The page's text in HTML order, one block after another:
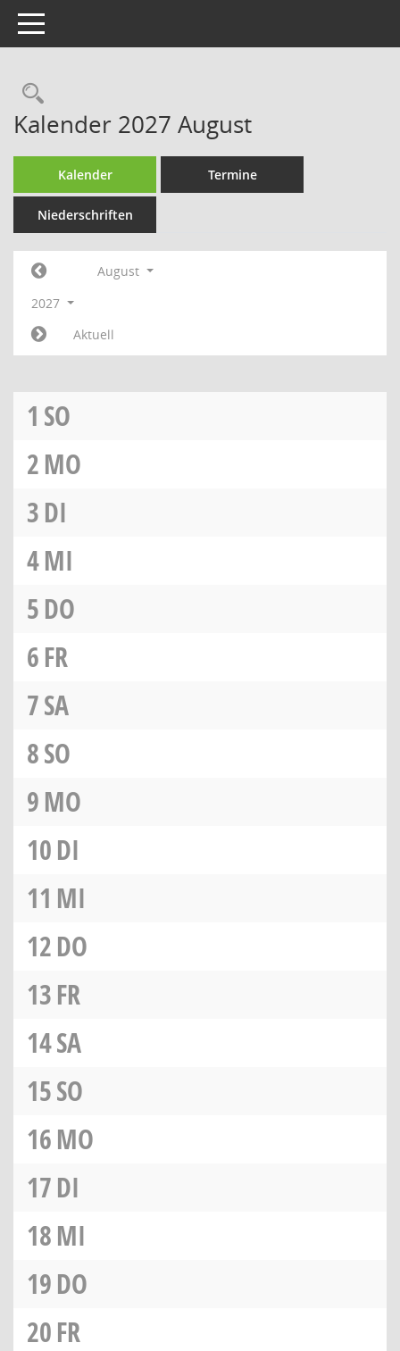
Toggle navigation
Rechercheauswahl
Kalender 2027 August
Kalender Termine
Niederschriften
August
2027
Aktuell
1 SO
2MO
3DI
4MI
5DO
6FR
7SA
8SO
9MO
10DI
11 MI
12DO
13FR
14SA
15SO
16MO
17DI
18MI
19DO
20FR